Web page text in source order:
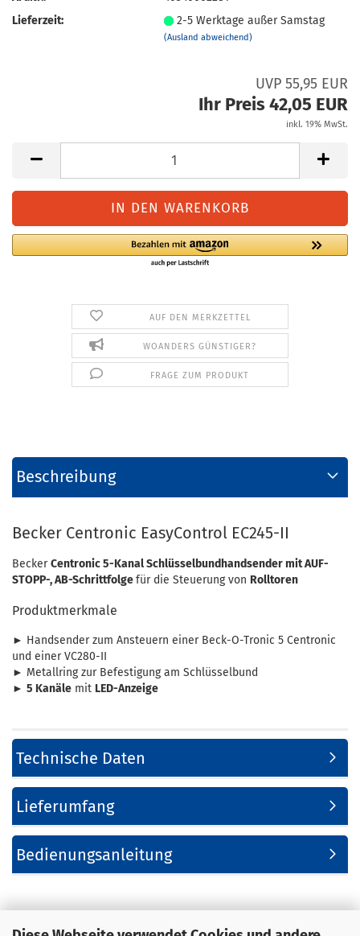
Lieferzeit:
2-5 Werktage außer Samstag
(Ausland abweichend)
UVP 55,95 EUR
Ihr Preis 42,05 EUR
inkl. 19% MwSt.
AUF DEN MERKZETTEL
WOANDERS GÜNSTIGER?
FRAGE ZUM PRODUKT
Beschreibung
Becker Centronic EasyControl EC245-II
BeckerCentronic 5-Kanal Schlüsselbundhandsender mit AUF-
STOPP-, AB-Schrittfolgefür die Steuerung von Rolltoren
Produktmerkmale
► Handsender zum Ansteuern einer Beck-O-Tronic 5 Centronic
und einer VC280-II
► Metallring zur Befestigung am Schlüsselbund
► 5 Kanäle mit LED-Anzeige
Technische Daten
Lieferumfang
Bedienungsanleitung